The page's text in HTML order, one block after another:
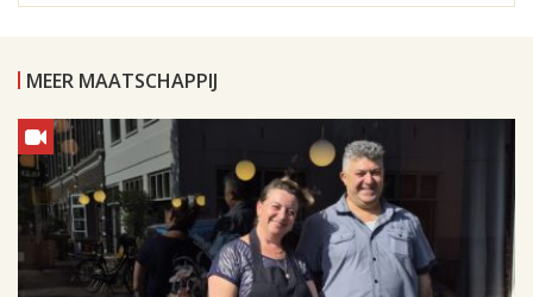
MEER MAATSCHAPPIJ